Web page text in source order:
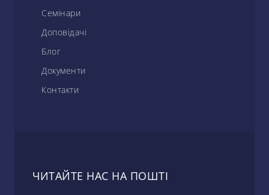
Семінари
Доповідачі
Блог
Документи
Контакти
ЧИТАЙТЕ НАС НА ПОШТІ